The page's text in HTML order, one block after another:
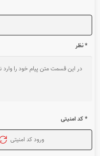
* نظر
* کد امنیتی